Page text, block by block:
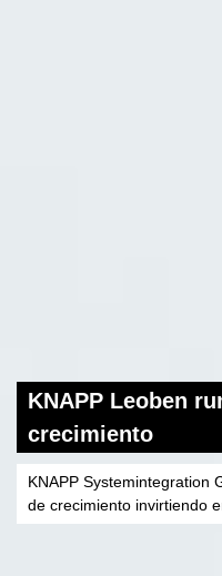
KNAPP Leoben
crecimiento
KNAPP Systemintegration
de crecimiento invirtiendo